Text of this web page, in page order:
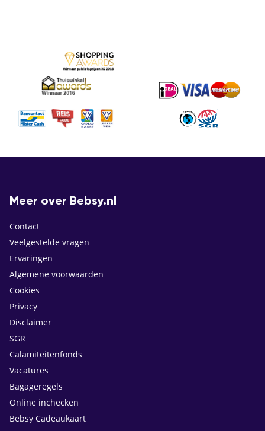
Meer over Bebsy.nl
Contact
Veelgestelde vragen
Ervaringen
Algemene voorwaarden
Cookies
Privacy
Disclaimer
SGR
Calamiteitenfonds
Vacatures
Bagageregels
Online inchecken
Bebsy Cadeaukaart